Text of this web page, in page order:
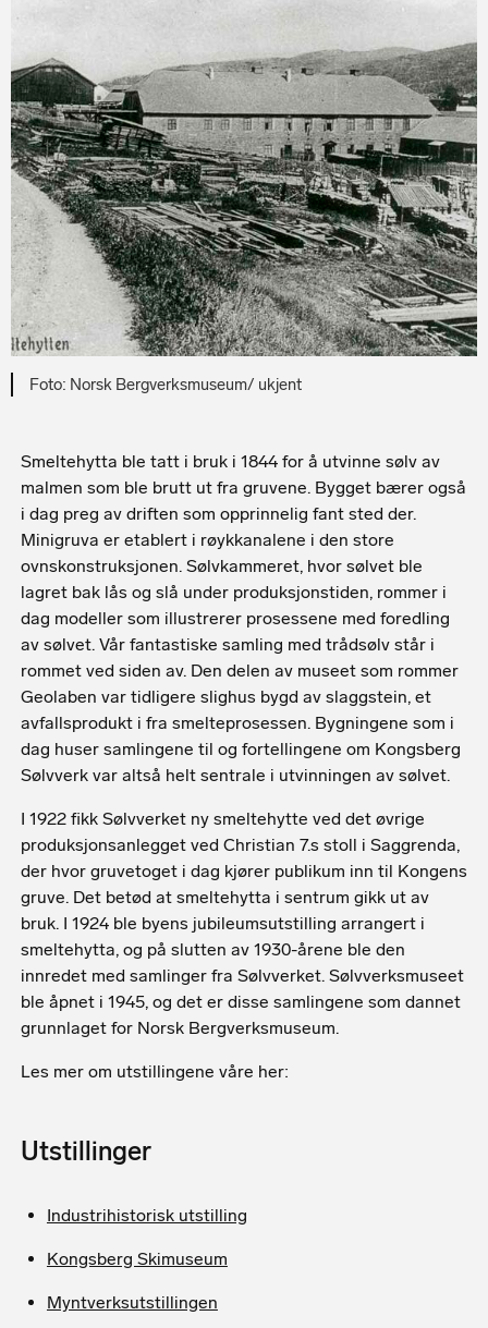
Norsk Bergverksmuseum/ ukjent
Smeltehytta ble tatt i bruk i 1844 for å utvinne sølv av
malmen som ble brutt ut fra gruvene. Bygget bærer også
i dag preg av driften som opprinnelig fant sted der.
Minigruva er etablert i røykkanalene i den store
ovnskonstruksjonen. Sølvkammeret, hvor sølvet ble
lagret bak lås og slå under produksjonstiden, rommer i
dag modeller som illustrerer prosessene med foredling
av sølvet. Vår fantastiske samling med trådsølv står i
rommet ved siden av. Den delen av museet som rommer
Geolaben var tidligere slighus bygd av slaggstein, et
avfallsprodukt i fra smelteprosessen. Bygningene som i
dag huser samlingene til og fortellingene om Kongsberg
Sølvverk var altså helt sentrale i utvinningen av sølvet.
I 1922 fikk Sølvverket ny smeltehytte ved det øvrige
produksjonsanlegget ved Christian 7.s stoll i Saggrenda,
der hvor gruvetoget i dag kjører publikum inn til Kongens
gruve. Det betød at smeltehytta i sentrum gikk ut av
bruk. I 1924 ble byens jubileumsutstilling arrangert i
smeltehytta, og på slutten av 1930-årene ble den
innredet med samlinger fra Sølvverket. Sølvverksmuseet
ble åpnet i 1945, og det er disse samlingene som dannet
grunnlaget for Norsk Bergverksmuseum.
Les mer om utstillingene våre her:
Utstillinger
Industrihistorisk utstilling
Kongsberg Skimuseum
Myntverksutstillingen